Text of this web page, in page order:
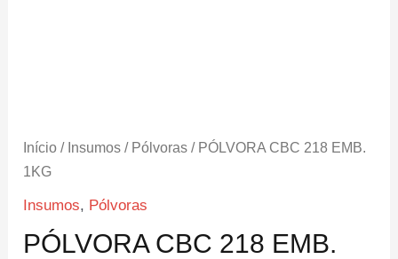
Início / Insumos / Pólvoras / PÓLVORA CBC 218 EMB.
1KG
Insumos, Pólvoras
PÓLVORA CBC 218 EMB.